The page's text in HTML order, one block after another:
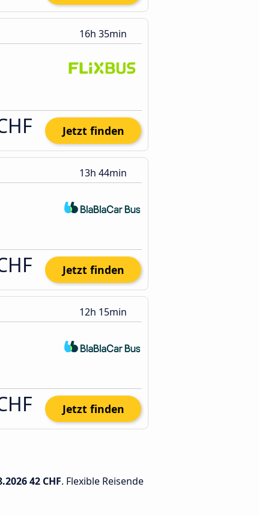
16h 35min
Jetzt finden
13h 44min
Jetzt finden
12h 15min
Jetzt finden
42 CHF. Flexible Reisende